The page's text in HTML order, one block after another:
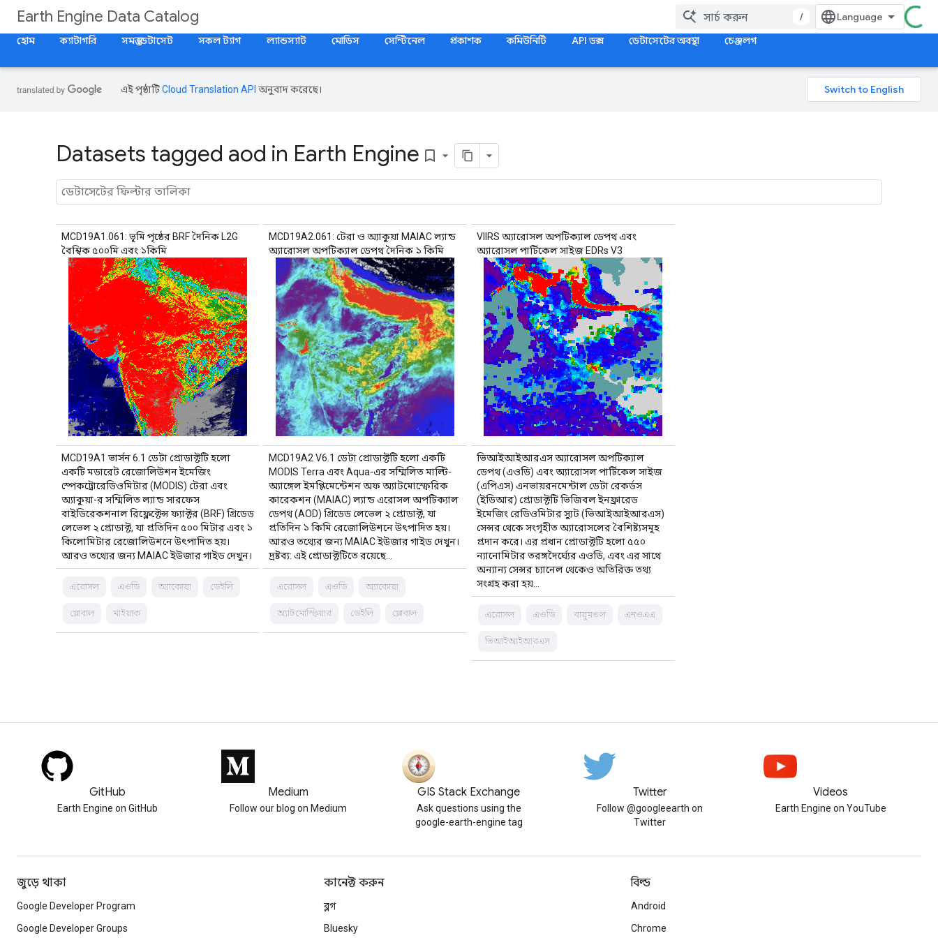
Earth Engine Data Catalog
/
হোম
ক্যাটাগরি সমস্ত ডেটাসেট সকল ট্যাগ ল্যান্ডস্যাট মোডিস সেন্টিনেল প্রকাশক কমিউনিটি API ডক্স ডেটাসেটের অবস্থা চেঞ্জলগ
এই পৃষ্ঠাটিCloud Translation API অনুবাদ করেছে।
Datasets tagged aod in Earth Engine bookmark_border
MCD19A1.061: ভূমি পৃষ্ঠের BRF দৈনিক L2G
বৈশ্বিক ৫০০মি এবং ১কিমি
MCD19A1 ভার্সন 6.1 ডেটা প্রোডাক্টটি হলো
একটি মডারেট রেজোলিউশন ইমেজিং
স্পেকট্রোরেডিওমিটার (MODIS) টেরা এবং
অ্যাকুয়া-র সম্মিলিত ল্যান্ড সারফেস
বাইডিরেকশনাল রিফ্লেক্টেন্স ফ্যাক্টর (BRF) গ্রিডেড
লেভেল ২ প্রোডাক্ট, যা প্রতিদিন ৫০০ মিটার এবং ১
কিলোমিটার রেজোলিউশনে উৎপাদিত হয়।
আরও তথ্যের জন্য MAIAC ইউজার গাইড দেখুন।
এরোসল এওডি অ্যাকোয়া ডেইলি
গ্লোবাল মাইয়াক
MCD19A2.061: টেরা ও অ্যাকুয়া MAIAC ল্যান্ড
অ্যারোসল অপটিক্যাল ডেপথ দৈনিক ১ কিমি
MCD19A2 V6.1 ডেটা প্রোডাক্টটি হলো একটি
MODIS Terra এবং Aqua-এর সম্মিলিত মাল্টি-
অ্যাঙ্গেল ইমপ্লিমেন্টেশন অফ অ্যাটমোস্ফেরিক
কারেকশন (MAIAC) ল্যান্ড এরোসল অপটিক্যাল
ডেপথ (AOD) গ্রিডেড লেভেল ২ প্রোডাক্ট, যা
প্রতিদিন ১ কিমি রেজোলিউশনে উৎপাদিত হয়।
আরও তথ্যের জন্য MAIAC ইউজার গাইড দেখুন।
দ্রষ্টব্য: এই প্রোডাক্টটিতে রয়েছে…
এরোসল এওডি অ্যাকোয়া
অ্যাটমোস্ফিয়ার ডেইলি গ্লোবাল
VIIRS অ্যারোসল অপটিক্যাল ডেপথ এবং
অ্যারোসল পার্টিকেল সাইজ EDRs V3
ভিআইআইআরএস অ্যারোসল অপটিক্যাল
ডেপথ (এওডি) এবং অ্যারোসল পার্টিকেল সাইজ
(এপিএস) এনভায়রনমেন্টাল ডেটা রেকর্ডস
(ইডিআর) প্রোডাক্টটি ভিজিবল ইনফ্রারেড
ইমেজিং রেডিওমিটার স্যুট (ভিআইআইআরএস)
সেন্সর থেকে সংগৃহীত অ্যারোসলের বৈশিষ্ট্যসমূহ
প্রদান করে। এর প্রধান প্রোডাক্টটি হলো ৫৫০
ন্যানোমিটার তরঙ্গদৈর্ঘ্যের এওডি, এবং এর সাথে
অন্যান্য সেন্সর চ্যানেল থেকেও অতিরিক্ত তথ্য
সংগ্রহ করা হয়…
এরোসল এওডি বায়ুমণ্ডল এনওএএ
ভিআইআইআরএস
GitHub
Earth Engine on GitHub
Medium
Follow our blog on Medium
GIS Stack Exchange
Ask questions using the
google-earth-engine tag
Twitter
Follow @googleearth on
Twitter
Videos
Earth Engine on YouTube
জুড়ে থাকা
Google Developer Program
Google Developer Groups
কানেক্ট করুন
ব্লগ
Bluesky
বিল্ড
Android
Chrome